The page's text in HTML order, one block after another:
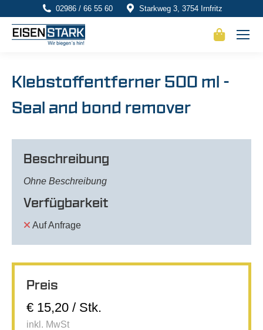
02986 / 66 55 60 Starkweg 3, 3754 Irnfritz
Klebstoffentferner 500 ml -
Seal and bond remover
Beschreibung
Ohne Beschreibung
Verfügbarkeit
Auf Anfrage
Preis
€ 15,20 / Stk.
inkl. MwSt